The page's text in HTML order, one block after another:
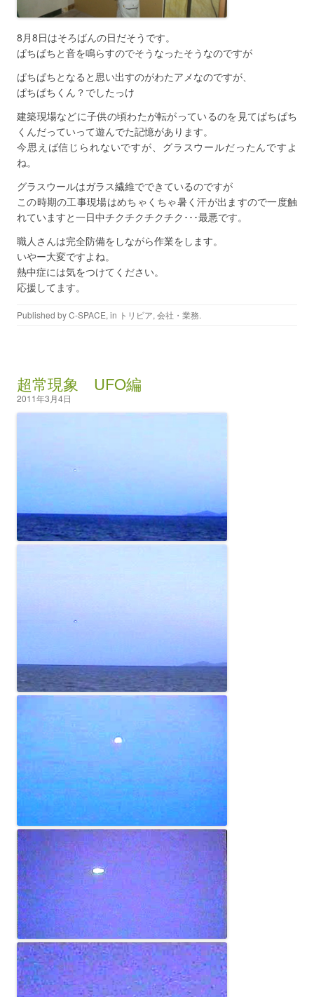
8月8日はそろばんの日だそうです。
ぱちぱちと音を鳴らすのでそうなったそうなのですが
ぱちぱちとなると思い出すのがわたアメなのですが、
ぱちぱちくん？でしたっけ
建築現場などに子供の頃わたが転がっているのを見てぱちぱち
くんだっていって遊んでた記憶があります。
今思えば信じられないですが、グラスウールだったんですよ
ね。
グラスウールはガラス繊維でできているのですが
この時期の工事現場はめちゃくちゃ暑く汗が出ますので一度触
れていますと一日中チクチクチクチク･･･最悪です。
職人さんは完全防備をしながら作業をします。
いやー大変ですよね。
熱中症には気をつけてください。
応援してます。
Published byC-SPACE, in トリビア, 会社・業務.
超常現象 UFO編
2011年3月4日